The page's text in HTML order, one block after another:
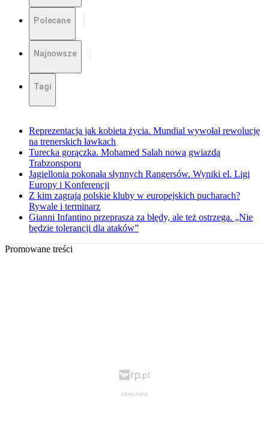
Polecane
Najnowsze
Tagi
Reprezentacja jak kobieta życia. Mundial wywołał rewolucję
na trenerskich ławkach
Turecka gorączka. Mohamed Salah nową gwiazdą
Trabzonsporu
Jagiellonia pokonała słynnych Rangersów. Wyniki el. Ligi
Europy i Konferencji
Z kim zagrają polskie kluby w europejskich pucharach?
Rywale i terminarz
Gianni Infantino przeprasza za błędy, ale też ostrzega. „Nie
będzie tolerancji dla ataków”
Promowane treści